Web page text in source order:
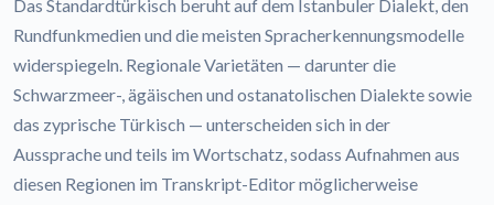
Das Standardtürkisch beruht auf dem Istanbuler Dialekt, den
Rundfunkmedien und die meisten Spracherkennungsmodelle
widerspiegeln. Regionale Varietäten — darunter die
Schwarzmeer-, ägäischen und ostanatolischen Dialekte sowie
das zyprische Türkisch — unterscheiden sich in der
Aussprache und teils im Wortschatz, sodass Aufnahmen aus
diesen Regionen im Transkript-Editor möglicherweise